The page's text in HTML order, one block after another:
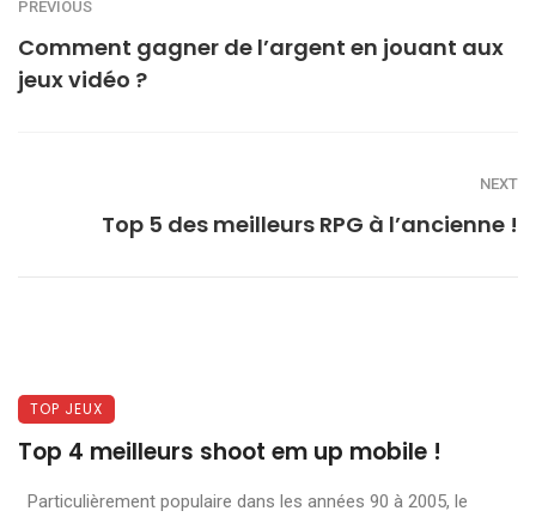
PREVIOUS
Comment gagner de l’argent en jouant aux
jeux vidéo ?
NEXT
Top 5 des meilleurs RPG à l’ancienne !
TOP JEUX
Top 4 meilleurs shoot em up mobile !
Particulièrement populaire dans les années 90 à 2005, le